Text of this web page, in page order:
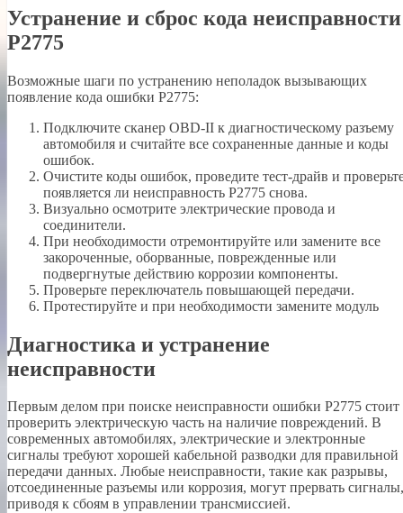
Устранение и сброс кода неисправности
P2775
Возможные шаги по устранению неполадок вызывающих
появление кода ошибки P2775:
Подключите сканер OBD-II к диагностическому разъему
автомобиля и считайте все сохраненные данные и коды
ошибок.
Очистите коды ошибок, проведите тест-драйв и
появляется ли неисправность P2775 снова.
Визуально осмотрите электрические провода и
соединители.
При необходимости отремонтируйте или замените все
закороченные, оборванные, поврежденные или
подвергнутые действию коррозии компоненты.
Проверьте переключатель повышающей передачи.
Протестируйте и при необходимости замените модуль
Диагностика и устранение
неисправности
Первым делом при поиске неисправности ошибки P2775 стоит
проверить электрическую часть на наличие повреждений. В
современных автомобилях, электрические и электронные
сигналы требуют хорошей кабельной разводки для правильной
передачи данных. Любые неисправности, такие как разрывы,
отсоединенные разъемы или коррозия, могут прервать сигналы,
приводя к сбоям в управлении трансмиссией.